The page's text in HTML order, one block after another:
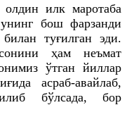
илк маротаба
бош фарзанди
туғилган эди.
ҳам неъмат
ўтган йиллар
асраб-авайлаб,
бўлсада, бор